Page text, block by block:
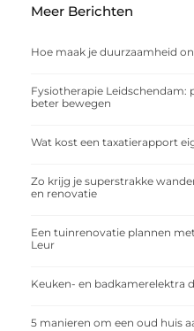
Meer Berichten
Hoe maak je duurzaamheid
Fysiotherapie Leidschendam:
beter bewegen
Wat kost een taxatierapport
Zo krijg je superstrakke
en renovatie
Een tuinrenovatie plannen
Leur
Keuken- en badkamerelektra
5 manieren om een oud huis